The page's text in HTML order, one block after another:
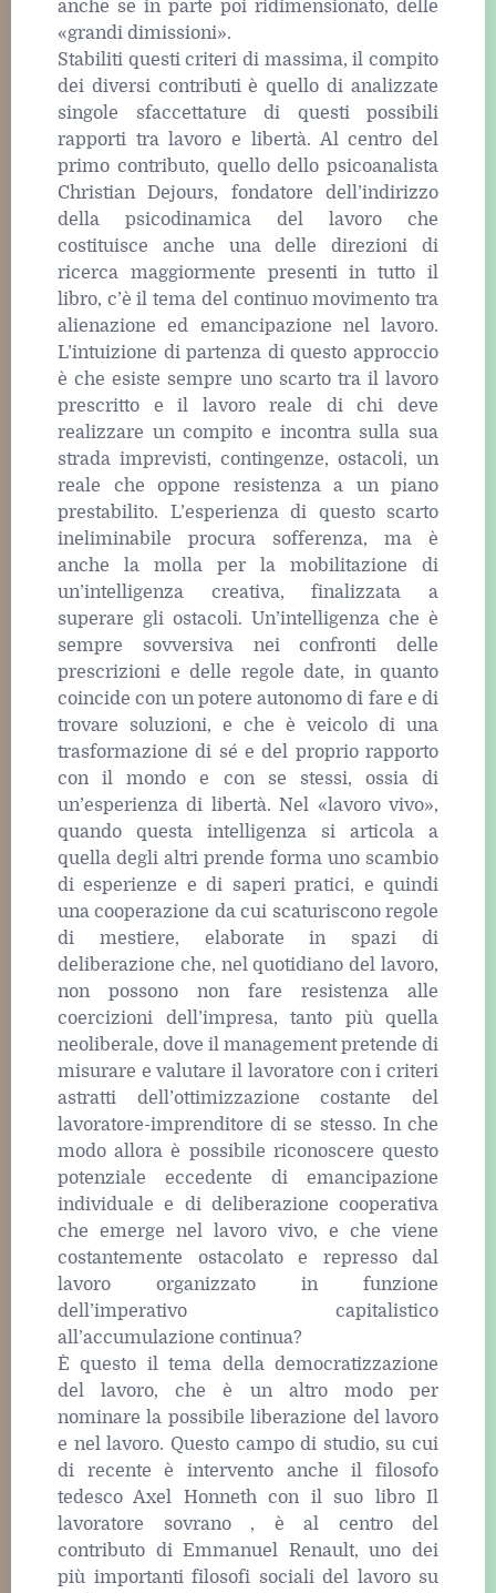
anche se in parte poi ridimensionato, delle
«grandi dimissioni».
Stabiliti questi criteri di massima, il compito
dei diversi contributi è quello di analizzate
singole sfaccettature di questi possibili
rapporti tra lavoro e libertà. Al centro del
primo contributo, quello dello psicoanalista
Christian Dejours, fondatore dell’indirizzo
della psicodinamica del lavoro che
costituisce anche una delle direzioni di
ricerca maggiormente presenti in tutto il
libro, c’è il tema del continuo movimento tra
alienazione ed emancipazione nel lavoro.
L’intuizione di partenza di questo approccio
è che esiste sempre uno scarto tra il lavoro
prescritto e il lavoro reale di chi deve
realizzare un compito e incontra sulla sua
strada imprevisti, contingenze, ostacoli, un
reale che oppone resistenza a un piano
prestabilito. L’esperienza di questo scarto
ineliminabile procura sofferenza, ma è
anche la molla per la mobilitazione di
un’intelligenza creativa, finalizzata a
superare gli ostacoli. Un’intelligenza che è
sempre sovversiva nei confronti delle
prescrizioni e delle regole date, in quanto
coincide con un potere autonomo di fare e di
trovare soluzioni, e che è veicolo di una
trasformazione di sé e del proprio rapporto
con il mondo e con se stessi, ossia di
un’esperienza di libertà. Nel «lavoro vivo»,
quando questa intelligenza si articola a
quella degli altri prende forma uno scambio
di esperienze e di saperi pratici, e quindi
una cooperazione da cui scaturiscono regole
di mestiere, elaborate in spazi di
deliberazione che, nel quotidiano del lavoro,
non possono non fare resistenza alle
coercizioni dell’impresa, tanto più quella
neoliberale, dove il management pretende di
misurare e valutare il lavoratore con i criteri
astratti dell’ottimizzazione costante del
lavoratore-imprenditore di se stesso. In che
modo allora è possibile riconoscere questo
potenziale eccedente di emancipazione
individuale e di deliberazione cooperativa
che emerge nel lavoro vivo, e che viene
costantemente ostacolato e represso dal
lavoro organizzato in funzione
dell’imperativo capitalistico
all’accumulazione continua?
È questo il tema della democratizzazione
del lavoro, che è un altro modo per
nominare la possibile liberazione del lavoro
e nel lavoro. Questo campo di studio, su cui
di recente è intervento anche il filosofo
tedesco Axel Honneth con il suo libro Il
lavoratore sovrano , è al centro del
contributo di Emmanuel Renault, uno dei
più importanti filosofi sociali del lavoro su